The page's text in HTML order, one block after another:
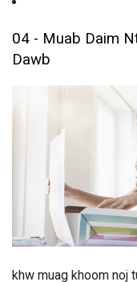
04 - Muab Daim
Dawb
khw muag khoom noj